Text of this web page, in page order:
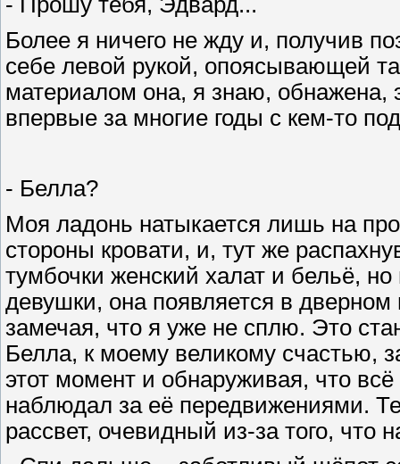
Более я ничего не жду и, получив
себе левой рукой, опоясывающей
материалом она, я знаю, обнажена,
впервые за многие годы с кем-то
- Белла?
Моя ладонь натыкается лишь на
стороны кровати, и, тут же
тумбочки женский халат и бельё,
девушки, она появляется в
замечая, что я уже не сплю. Это
Белла, к моему великому счастью,
этот момент и обнаруживая, что
наблюдал за её передвижениями.
рассвет, очевидный из-за того, что